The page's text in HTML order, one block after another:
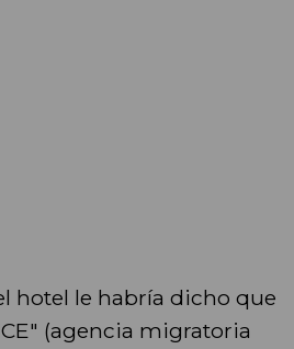
hotel le habría dicho que
(agencia migratoria